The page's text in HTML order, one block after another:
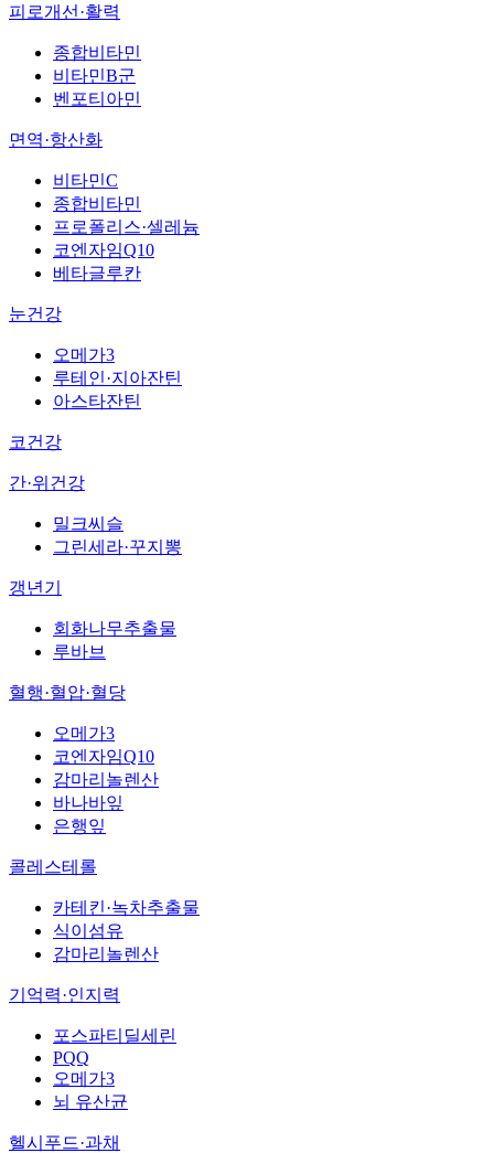
피로개선·활력
종합비타민
비타민B군
벤포티아민
면역·항산화
비타민C
종합비타민
프로폴리스·셀레늄
코엔자임Q10
베타글루칸
눈건강
오메가3
루테인·지아잔틴
아스타잔틴
코건강
간·위건강
밀크씨슬
그린세라·꾸지뽕
갱년기
회화나무추출물
루바브
혈행·혈압·혈당
오메가3
코엔자임Q10
감마리놀렌산
바나바잎
은행잎
콜레스테롤
카테킨·녹차추출물
식이섬유
감마리놀렌산
기억력·인지력
포스파티딜세린
PQQ
오메가3
뇌 유산균
헬시푸드·과채